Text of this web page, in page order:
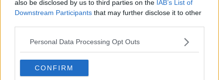
also be disclosed by us to third parties on the IAB’s List of
Downstream Participants that may further disclose it to other
Personal Data Processing Opt Outs
CONFIRM
economico